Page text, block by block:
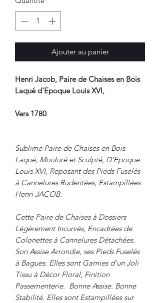
Ajouter au panier
Henri Jacob, Paire de Chaises en Bois
Laqué d'Epoque Louis XVI,
Vers 1780
Sublime Paire de Chaises en Bois
Laqué, Mouluré et Sculpté, D'Epoque
Louis XVI, Reposant des Pieds Fuselés
à Cannelures Rudentées, Estampillées
Henri JACOB.
Cette Paire de Chaises à Dossiers
Légèrement Incurvés, Encadrées de
Colonettes à Cannelures Détachées.
Son Assise Arrondie, ses Pieds Fuselés
à Bagues. Elles sont Garnies d'un Joli
Tissu à Décor Floral, Finition
Passementerie. Bonne Assise. Bonne
Stabilité. Elles sont Estampillées sur